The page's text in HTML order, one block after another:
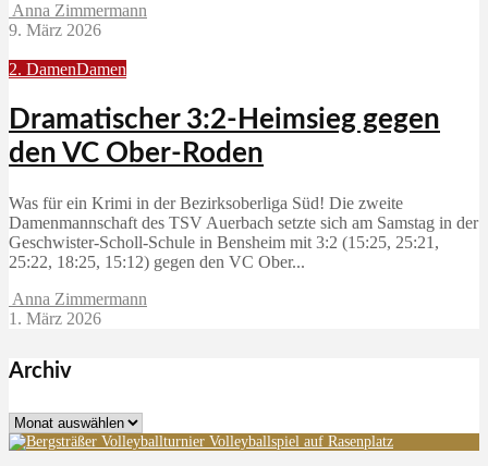
Anna Zimmermann
9. März 2026
2. DamenDamen
Dramatischer 3:2-Heimsieg gegen
den VC Ober-Roden
Was für ein Krimi in der Bezirksoberliga Süd! Die zweite
Damenmannschaft des TSV Auerbach setzte sich am Samstag in der
Geschwister-Scholl-Schule in Bensheim mit 3:2 (15:25, 25:21,
25:22, 18:25, 15:12) gegen den VC Ober...
Anna Zimmermann
1. März 2026
Archiv
Archiv